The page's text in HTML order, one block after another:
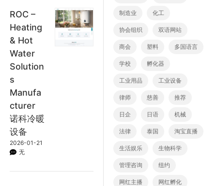
ROC –
Heating
& Hot
Water
Solution
s
Manufa
cturer
诺科冷暖
设备
2026-01-21
无
制造业 化工
协会组织 双语网站
商会 塑料 多国语言
学校 孵化器
工业用品 工业设备
律师 慈善 推荐
日企 日语 机械
法律 泰国 淘宝直播
生活娱乐 生物科学
管理咨询 纽约
网红主播 网红孵化